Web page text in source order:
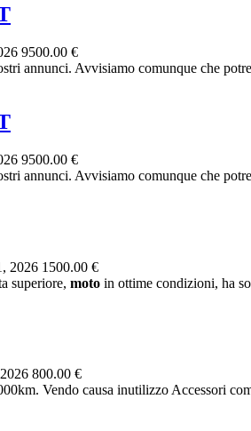
9500.00 €
annunci. Avvisiamo comunque che
9500.00 €
annunci. Avvisiamo comunque che
2026 1500.00 €
superiore, moto in ottime condizioni, ha
800.00 €
Vendo causa inutilizzo Accessori